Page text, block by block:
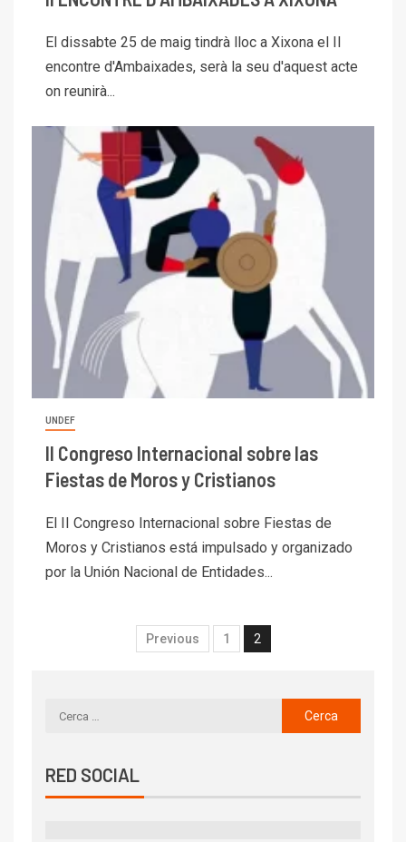
El dissabte 25 de maig tindrà lloc a Xixona el II
encontre d'Ambaixades, serà la seu d'aquest acte
on reunirà...
UNDEF
II Congreso Internacional sobre las
Fiestas de Moros y Cristianos
El II Congreso Internacional sobre Fiestas de
Moros y Cristianos está impulsado y organizado
por la Unión Nacional de Entidades...
Previous 1 2
RED SOCIAL